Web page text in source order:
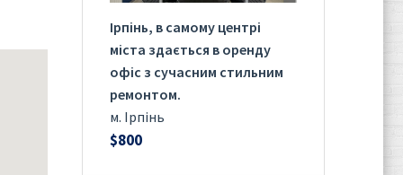
Ірпінь, в самому центрі
міста здається в оренду
офіс з сучасним стильним
ремонтом.
м. Ірпінь
$800